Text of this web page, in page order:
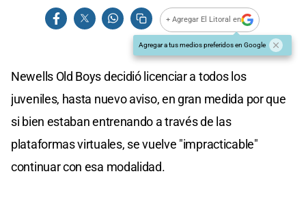
+ Agregar El Litoral en
Agregar a tus medios preferidos en Google
Newells Old Boys decidió licenciar a todos los
juveniles, hasta nuevo aviso, en gran medida por que
si bien estaban entrenando a través de las
plataformas virtuales, se vuelve "impracticable"
continuar con esa modalidad.